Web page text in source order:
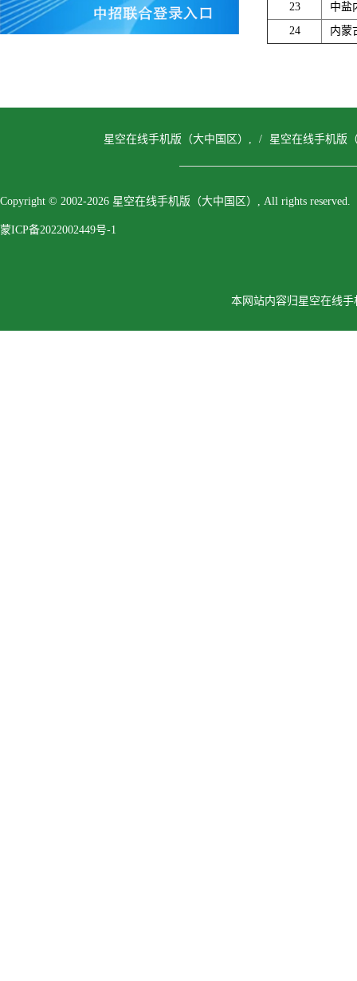
23
中盐
24
内蒙
星空在线手机版（大中国区）, / 星空在线手机版
Copyright © 2002-2026 星空在线手机版（大中国区）, All rights reserved.
蒙ICP备2022002449号-1
本网站内容归星空在线